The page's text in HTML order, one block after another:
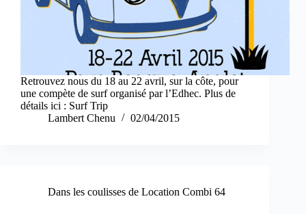
Retrouvez nous du 18 au 22 avril, sur la côte, pour
une compète de surf organisé par l’Edhec. Plus de
détails ici : Surf Trip
Lambert Chenu
02/04/2015
Dans les coulisses de Location Combi 64